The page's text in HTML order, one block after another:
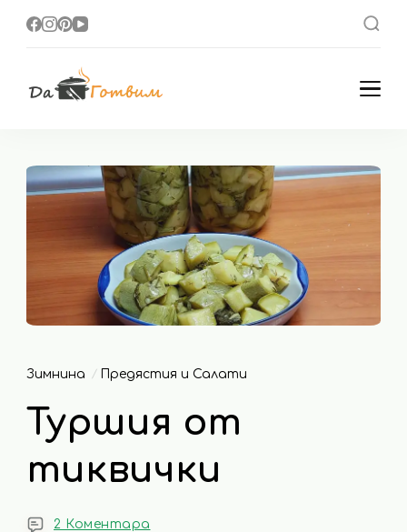
Зимнина Предястия и Салати
Туршия от
тиквички
2 Коментара